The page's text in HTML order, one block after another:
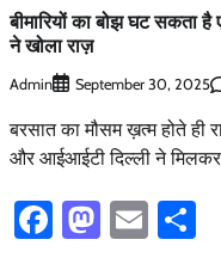
बीमारियों का बोझ घट सकता
ने खोला राज़
Admin September 30, 2025
बरसात का मौसम ख़त्म होते ही
और आईआईटी दिल्ली ने
Facebook
Email